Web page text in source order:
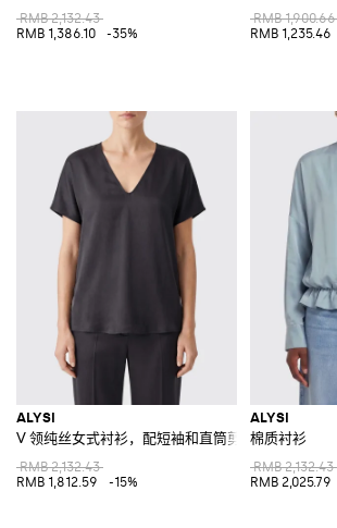
RMB 2,132.43
RMB 1,386.10
-35%
RMB 1,900.66
RMB 1,235.46
ALYSI
V 领纯丝女式衬衫，配短袖和直筒剪裁
RMB 2,132.43
RMB 1,812.59
-15%
ALYSI
棉质衬衫
RMB 2,132.43
RMB 2,025.79